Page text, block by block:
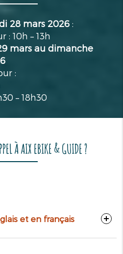
28 mars 2026 :
: 10h – 13h
mars au dimanche
:
– 18h30
À AIX EBIKE & GUIDE ?
et en français